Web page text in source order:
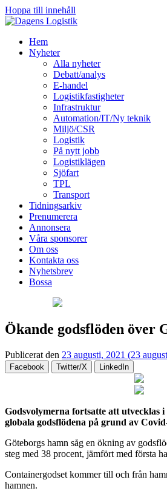
Hoppa till innehåll
Hem
Nyheter
Alla nyheter
Debatt/analys
E-handel
Logistikfastigheter
Infrastruktur
Automation/IT/Ny teknik
Miljö/CSR
Logistik
På nytt jobb
Logistiklägen
Sjöfart
TPL
Transport
Tidningsarkiv
Prenumerera
Annonsera
Våra sponsorer
Om oss
Kontakta oss
Nyhetsbrev
Bossa
Ökande godsflöden över
Publicerat den 23 augusti, 2021 (23
Facebook Twitter/X LinkedIn
Godsvolymerna fortsatte att utvecklas
globala godsflödena på grund av
Göteborgs hamn såg en ökning av
steg med 38 procent, jämfört med första
Containergodset kommer till och från
hamnen.